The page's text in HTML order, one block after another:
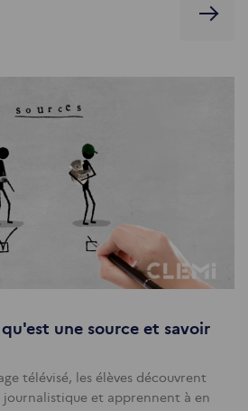
une source et savoir
télévisé, les élèves découvrent
journalistique et apprennent à en